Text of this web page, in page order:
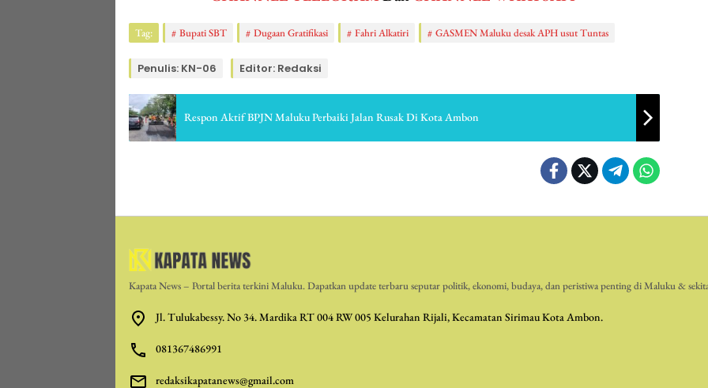
Tag: Bupati SBT Dugaan Gratifikasi Fahri Alkatiri GASMEN Maluku desak APH usut Tuntas
Penulis: KN-06 Editor: Redaksi
Respon Aktif BPJN Maluku Perbaiki Jalan Rusak Di Kota Ambon
Kapata News – Portal berita terkini Maluku. Dapatkan update terbaru seputar politik, ekonomi, budaya, dan peristiwa penting di Maluku &
Jl. Tulukabessy. No 34. Mardika RT 004 RW 005 Kelurahan Rijali, Kecamatan Sirimau Kota Ambon.
081367486991
redaksikapatanews@gmail.com